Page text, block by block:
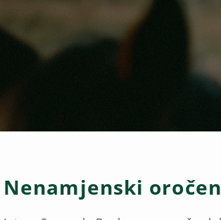
Nenamjenski